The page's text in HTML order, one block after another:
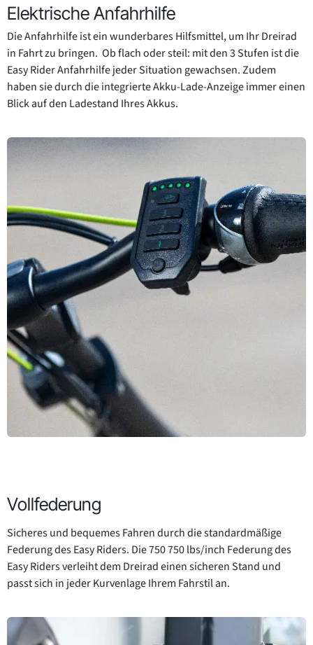
Elektrische Anfahrhilfe
Die Anfahrhilfe ist ein wunderbares Hilfsmittel, um Ihr Dreirad
in Fahrt zu bringen. Ob flach oder steil: mit den 3 Stufen ist die
Easy Rider Anfahrhilfe jeder Situation gewachsen. Zudem
haben sie durch die integrierte Akku-Lade-Anzeige immer einen
Blick auf den Ladestand Ihres Akkus.
Vollfederung
Sicheres und bequemes Fahren durch die standardmäßige
Federung des Easy Riders. Die 750 750 lbs/inch Federung des
Easy Riders verleiht dem Dreirad einen sicheren Stand und
passt sich in jeder Kurvenlage Ihrem Fahrstil an.